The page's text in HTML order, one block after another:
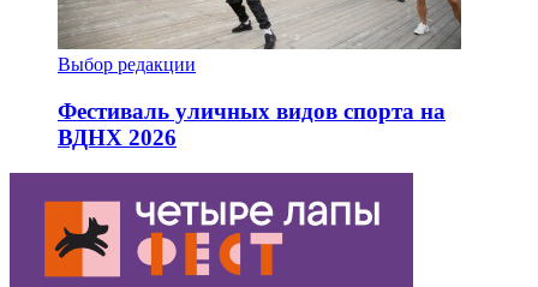
Выбор редакции
Фестиваль уличных видов спорта на
ВДНХ 2026